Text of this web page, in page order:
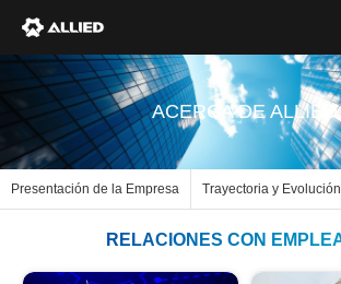
ACERCA DE ALLIED
Presentación de la Empresa Trayectoria y Evolución